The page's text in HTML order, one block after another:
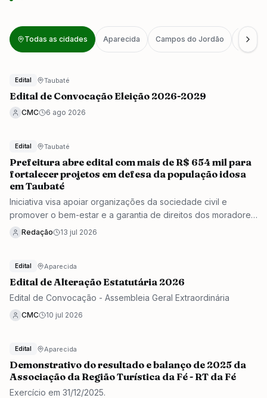
Todas as cidades Aparecida Campos do Jordão
Edital Taubaté
Edital de Convocação Eleição 2026-2029
CMC 6 ago 2026
Edital Taubaté
Prefeitura abre edital com mais de R$ 654 mil para
fortalecer projetos em defesa da população idosa
em Taubaté
Iniciativa visa apoiar organizações da sociedade civil e
promover o bem-estar e a garantia de direitos dos moradores
da terceira idade no município paulista.
Redação 13 jul 2026
Edital Aparecida
Edital de Alteração Estatutária 2026
Edital de Convocação - Assembleia Geral Extraordinária
CMC 10 jul 2026
Edital Aparecida
Demonstrativo do resultado e balanço de 2025 da
Associação da Região Turística da Fé - RT da Fé
Exercício em 31/12/2025.